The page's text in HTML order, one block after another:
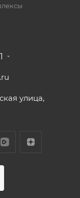
улица,